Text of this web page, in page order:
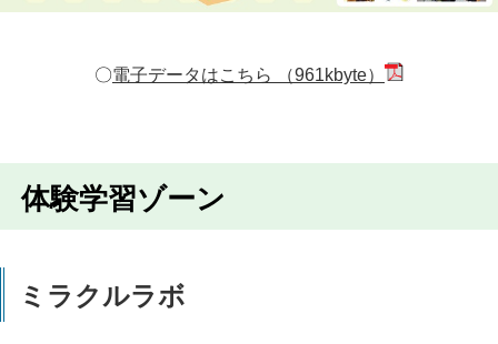
〇電子データはこちら （961kbyte）
体験学習ゾーン
ミラクルラボ